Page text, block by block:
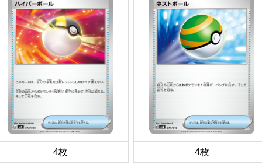
4枚 4枚